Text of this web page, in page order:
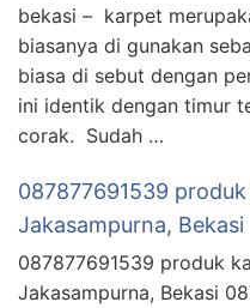
bekasi – karpet
biasanya di gunakan
biasa di sebut dengan
ini identik dengan timur
corak. Sudah …
087877691539
Jakasampurna, Bekasi
087877691539 produk
Jakasampurna, Bekasi